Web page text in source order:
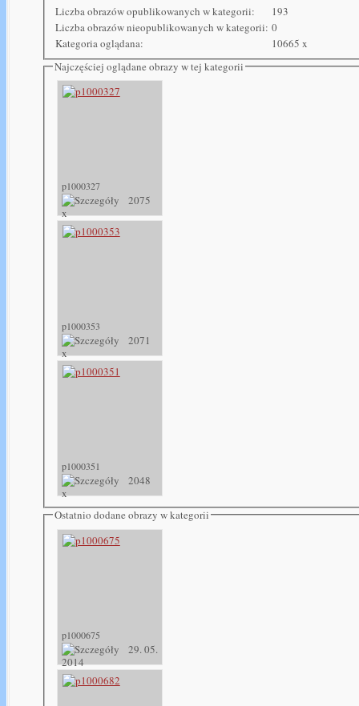
Liczba obrazów opublikowanych w kategorii:
193
Liczba obrazów nieopublikowanych w kategorii: 0
Kategoria oglądana:
10665 x
Najczęściej oglądane obrazy w tej kategorii
p1000327
2075
x
p1000353
2071
x
p1000351
2048
x
Ostatnio dodane obrazy w kategorii
p1000675
29. 05.
2014